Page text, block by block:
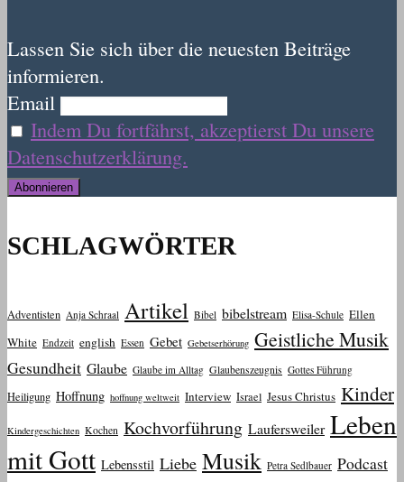
Lassen Sie sich über die neuesten Beiträge
informieren.
Email
Indem Du fortfährst, akzeptierst Du unsere
Datenschutzerklärung.
SCHLAGWÖRTER
Adventisten Anja Schraal Artikel Bibel bibelstream Elisa-Schule Ellen
White Endzeit english Essen Gebet Gebetserhörung Geistliche Musik
Gesundheit Glaube Glaube im Alltag Glaubenszeugnis Gottes Führung
Heiligung Hoffnung hoffnung weltweit Interview Israel Jesus Christus Kinder
Kindergeschichten Kochen Kochvorführung Laufersweiler Leben
mit Gott Lebensstil Liebe Musik Petra Sedlbauer Podcast